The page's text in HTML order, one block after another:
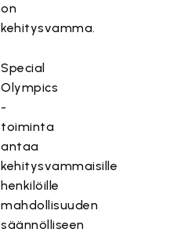
on
kehitysvamma.
Special
Olympics
-
toiminta
antaa
kehitysvammaisille
henkilöille
mahdollisuuden
säännölliseen